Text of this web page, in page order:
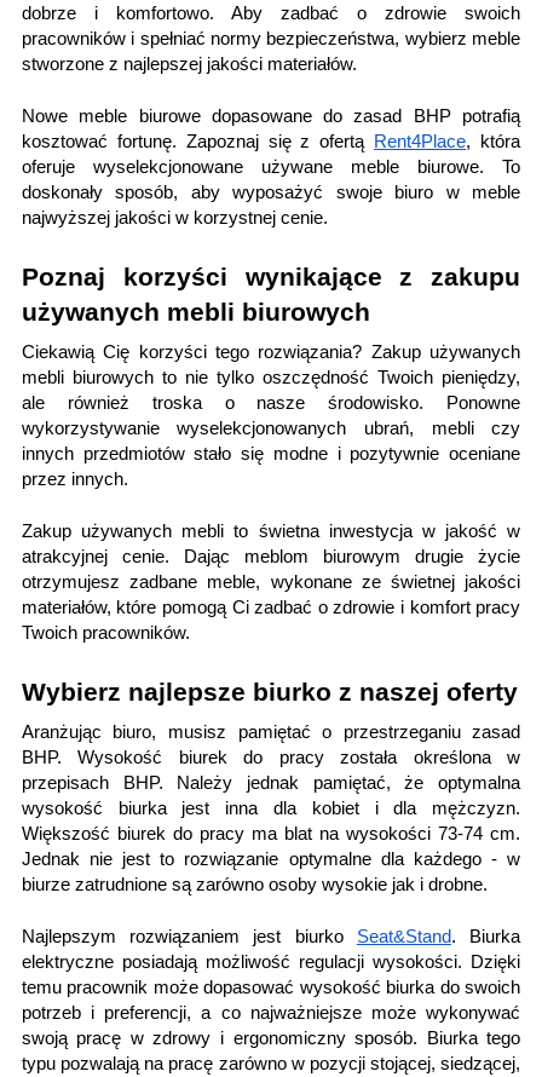
dobrze i komfortowo. Aby zadbać o zdrowie swoich
pracowników i spełniać normy bezpieczeństwa, wybierz meble
stworzone z najlepszej jakości materiałów.
Nowe meble biurowe dopasowane do zasad BHP potrafią
kosztować fortunę. Zapoznaj się z ofertą
Rent4Place, która
oferuje wyselekcjonowane używane meble biurowe. To
doskonały sposób, aby wyposażyć swoje biuro w meble
najwyższej jakości w korzystnej cenie.
Poznaj korzyści wynikające z zakupu
używanych mebli biurowych
Ciekawią Cię korzyści tego rozwiązania? Zakup używanych
mebli biurowychto nie tylko oszczędność Twoich pieniędzy,
ale również troska o nasze środowisko. Ponowne
wykorzystywanie wyselekcjonowanych ubrań, mebli czy
innych przedmiotów stało się modne i pozytywnie oceniane
przez innych.
Zakup używanych mebli to świetna inwestycja w jakość w
atrakcyjnej cenie. Dając meblom biurowym drugie życie
otrzymujesz zadbane meble, wykonane ze świetnej jakości
materiałów, które pomogą Ci zadbać o zdrowie i komfort pracy
Twoich pracowników.
Wybierz najlepsze biurko z naszej oferty
Aranżując biuro, musisz pamiętać o przestrzeganiu zasad
BHP. Wysokość biurek do pracy została określona w
przepisach BHP. Należy jednak pamiętać, że optymalna
wysokość biurka jest inna dla kobiet i dla mężczyzn.
Większość biurek do pracy ma blat na wysokości 73-74 cm.
Jednak nie jest to rozwiązanie optymalne dla każdego - w
biurze zatrudnione są zarówno osoby wysokie jak i drobne.
Najlepszym rozwiązaniem jest biurko Seat&Stand. Biurka
elektryczne posiadają możliwość regulacji wysokości. Dzięki
temu pracownik może dopasować wysokość biurka do swoich
potrzeb i preferencji, a co najważniejsze może wykonywać
swoją pracę w zdrowy i ergonomiczny sposób. Biurka tego
typu pozwalają na pracę zarówno w pozycji stojącej, siedzącej,